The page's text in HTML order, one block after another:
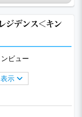
ジデンス＜キン
ビュー
示